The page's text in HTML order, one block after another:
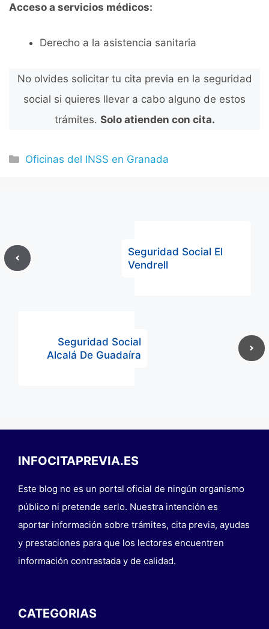
Acceso a servicios médicos:
Derecho a la asistencia sanitaria
No olvides solicitar tu cita previa en la seguridad
social si quieres llevar a cabo alguno de estos
trámites. Solo atienden con cita.
Categorías
Oficinas del INSS en Granada
Seguridad Social El
Vendrell
Seguridad Social
Alcalá De Guadaíra
INFOCITAPREVIA.ES
Este blog no es un portal oficial de ningún organismo
público ni pretende serlo. Nuestra intención es
aportar información sobre trámites, cita previa, ayudas
y prestaciones para que los lectores encuentren
información contrastada y de calidad.
CATEGORIAS